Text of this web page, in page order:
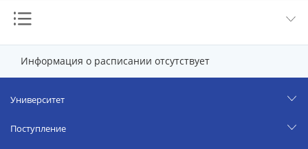
Информация о расписании отсутствует
Университет
Поступление